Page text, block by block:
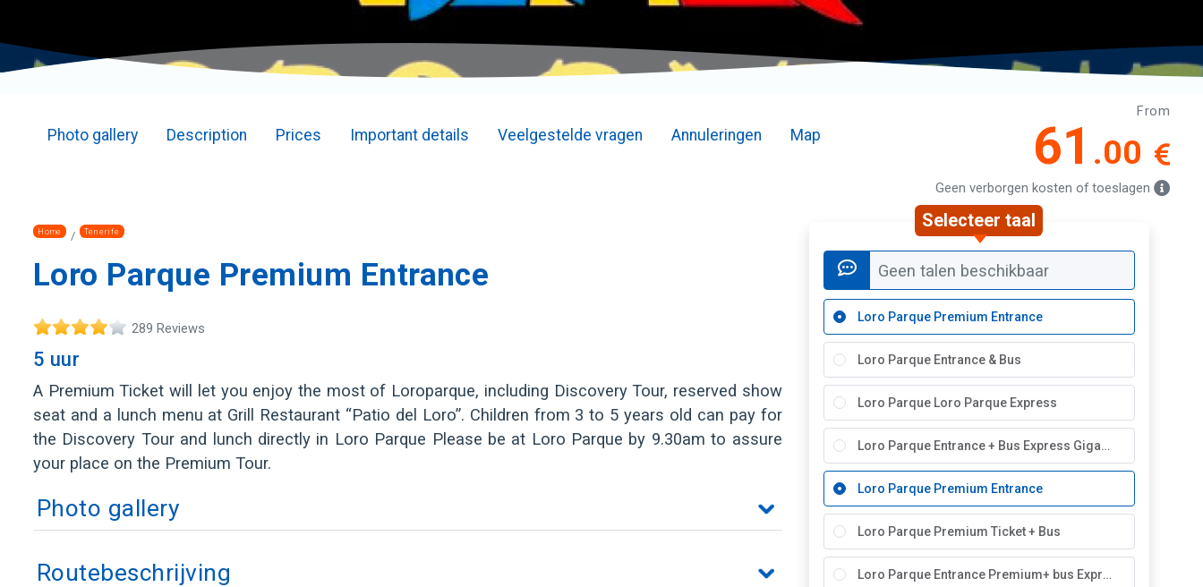
Photo gallery Description Prices Important details Veelgestelde vragen Annuleringen Map
From
61 .00
Geen verborgen kosten of toeslagen
Home Tenerife
Loro Parque Premium Entrance
289 Reviews
5 uur
A Premium Ticket will let you enjoy the most of Loroparque, including Discovery Tour, reserved show
seat and a lunch menu at Grill Restaurant “Patio del Loro”. Children from 3 to 5 years old can pay for
the Discovery Tour and lunch directly in Loro Parque Please be at Loro Parque by 9.30am to assure
your place on the Premium Tour.
Photo gallery
Routebeschrijving
Selecteer taal
Geen talen beschikbaar
Loro Parque Premium Entrance
Loro Parque Entrance & Bus
Loro Parque Loro Parque Express
Loro Parque Entrance + Bus Express Gigantes
Loro Parque Premium Entrance
Loro Parque Premium Ticket + Bus
Loro Parque Entrance Premium+ bus Express